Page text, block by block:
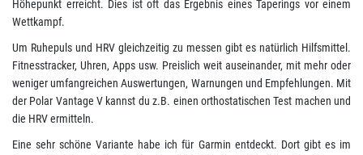
Höhepunkt erreicht. Dies ist oft das Ergebnis eines Taperings vor einem
Wettkampf.
Um Ruhepuls und HRV gleichzeitig zu messen gibt es natürlich Hilfsmittel.
Fitnesstracker, Uhren, Apps usw. Preislich weit auseinander, mit mehr oder
weniger umfangreichen Auswertungen, Warnungen und Empfehlungen. Mit
der Polar Vantage V kannst du z.B. einen orthostatischen Test machen und
die HRV ermitteln.
Eine sehr schöne Variante habe ich für Garmin entdeckt. Dort gibt es im